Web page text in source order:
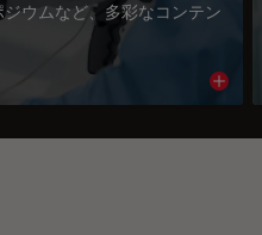
ウムなど、多彩なコンテン